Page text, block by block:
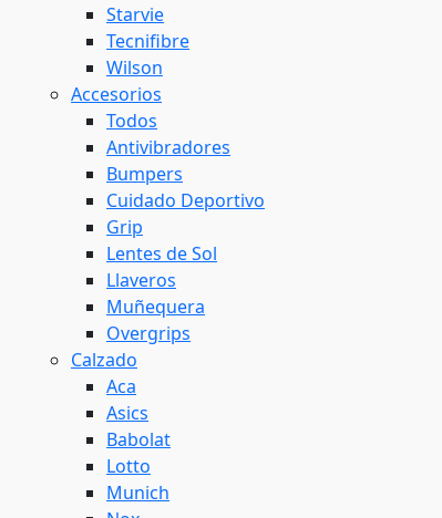
Starvie
Tecnifibre
Wilson
Accesorios
Todos
Antivibradores
Bumpers
Cuidado Deportivo
Grip
Lentes de Sol
Llaveros
Muñequera
Overgrips
Calzado
Aca
Asics
Babolat
Lotto
Munich